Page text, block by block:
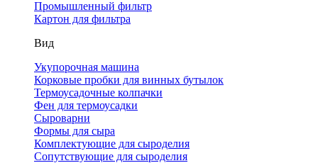
Промышленный фильтр
Картон для фильтра
Вид
Укупорочная машина
Корковые пробки для винных бутылок
Термоусадочные колпачки
Фен для термоусадки
Сыроварни
Формы для сыра
Комплектующие для сыроделия
Сопутствующие для сыроделия